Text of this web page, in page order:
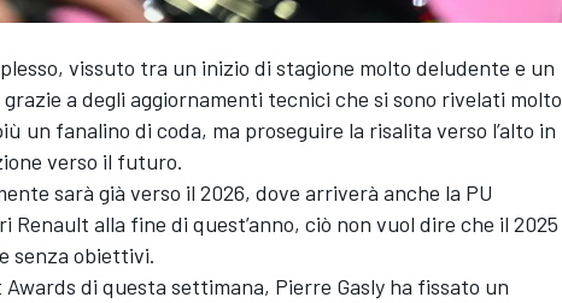
vissuto tra un inizio di stagione molto deludente e un
a degli aggiornamenti tecnici che si sono rivelati molto
un fanalino di coda, ma proseguire la risalita verso l’alto in
verso il futuro.
sarà già verso il 2026, dove arriverà anche la PU
Renault alla fine di quest’anno, ciò non vuol dire che il 2025
senza obiettivi.
di questa settimana, Pierre Gasly ha fissato un